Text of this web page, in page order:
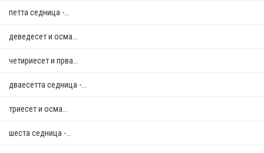
петта седница -...
деведесет и осма...
четириесет и прва...
дваесетта седница -...
триесет и осма...
шеста седница -...